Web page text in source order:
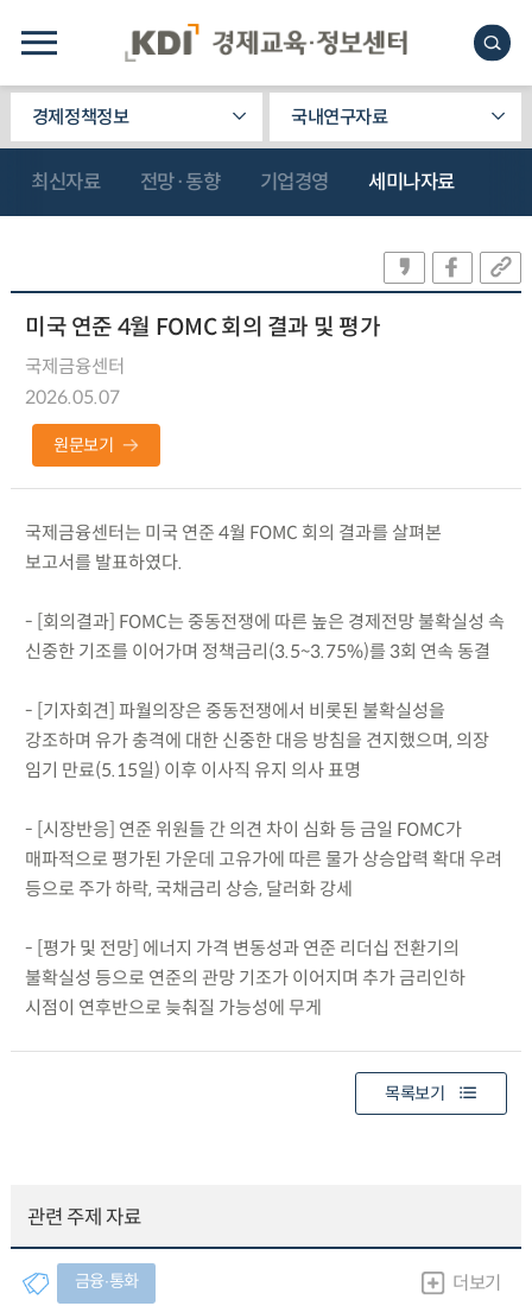
경제정책정보 국내연구자료
최신자료 전망·동향 기업경영 세미나자료
미국 연준 4월 FOMC 회의 결과 및 평가
국제금융센터
2026.05.07
원문보기
국제금융센터는 미국 연준 4월 FOMC 회의 결과를 살펴본
보고서를 발표하였다.
- [회의결과] FOMC는 중동전쟁에 따른 높은 경제전망 불확실성 속
신중한 기조를 이어가며 정책금리(3.5~3.75%)를 3회 연속 동결
- [기자회견] 파월의장은 중동전쟁에서 비롯된 불확실성을
강조하며 유가 충격에 대한 신중한 대응 방침을 견지했으며, 의장
임기 만료(5.15일) 이후 이사직 유지 의사 표명
- [시장반응] 연준 위원들 간 의견 차이 심화 등 금일 FOMC가
매파적으로 평가된 가운데 고유가에 따른 물가 상승압력 확대 우려
등으로 주가 하락, 국채금리 상승, 달러화 강세
- [평가 및 전망] 에너지 가격 변동성과 연준 리더십 전환기의
불확실성 등으로 연준의 관망 기조가 이어지며 추가 금리인하
시점이 연후반으로 늦춰질 가능성에 무게
목록보기
관련 주제 자료
금융∙통화 더보기